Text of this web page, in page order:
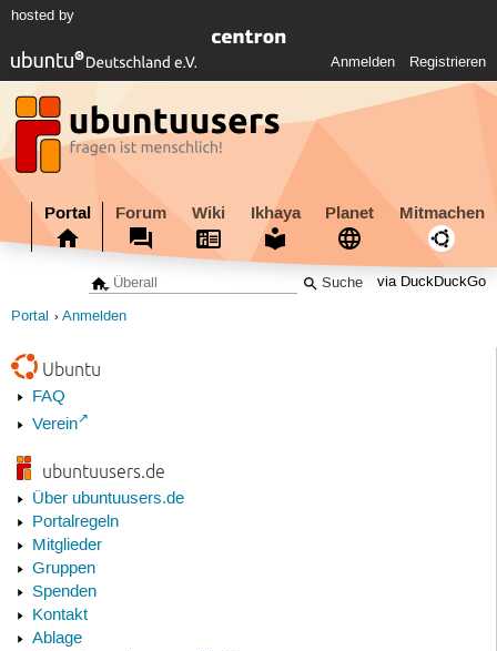
hosted by
Anmelden Registrieren
Portal Forum Wiki Ikhaya Planet Mitmachen
via DuckDuckGo
Portal Anmelden
Ubuntu
FAQ
Verein
ubuntuusers.de
Über ubuntuusers.de
Portalregeln
Mitglieder
Gruppen
Spenden
Kontakt
Ablage